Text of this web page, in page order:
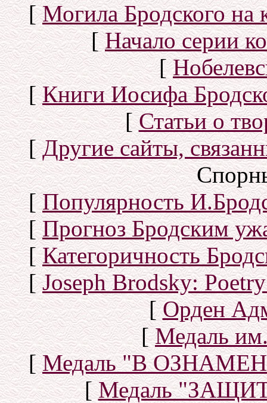
[Могила Бродского
[Начало серии
[
[Книги Иосифа
[Статьи о
[Другие сайты,
[Популярность
[Прогноз Бродским
[Категоричность
[Joseph Brodsky:
[Орден
[Медаль
[Медаль "В
[Медаль